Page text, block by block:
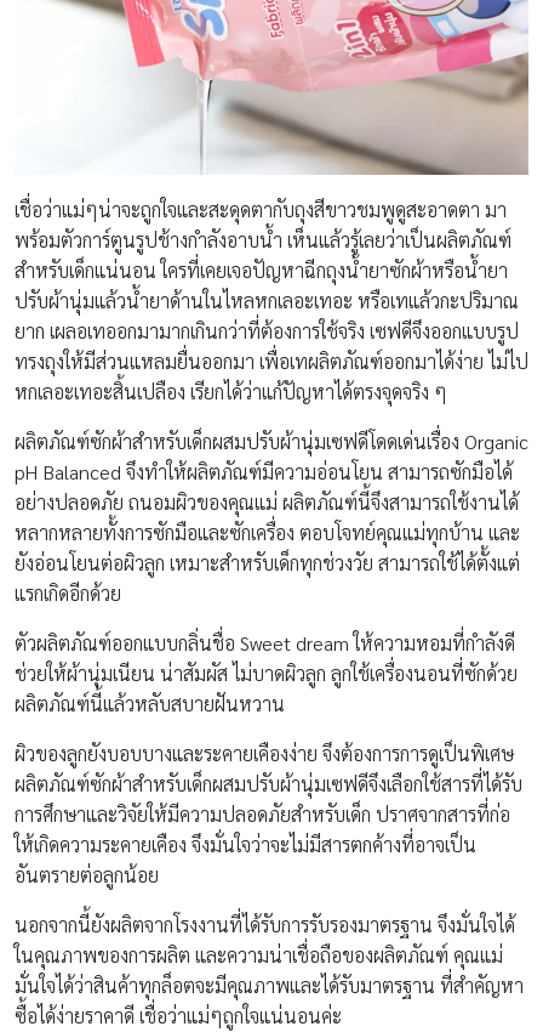
เชื่อว่าแม่ๆน่าจะถูกใจและสะดุดตากับถุงสีขาวชมพูดูสะอาดตา มา
พร้อมตัวการ์ตูนรูปช้างกำลังอาบน้ำ เห็นแล้วรู้เลยว่าเป็นผลิตภัณฑ์
สำหรับเด็กแน่นอน ใครที่เคยเจอปัญหาฉีกถุงน้ำยาซักผ้าหรือน้ำยา
ปรับผ้านุ่มแล้วน้ำยาด้านในไหลหกเลอะเทอะ หรือเทแล้วกะปริมาณ
ยาก เผลอเทออกมามากเกินกว่าที่ต้องการใช้จริง เซฟดีจึงออกแบบรูป
ทรงถุงให้มีส่วนแหลมยื่นออกมา เพื่อเทผลิตภัณฑ์ออกมาได้ง่าย ไม่ไป
หกเลอะเทอะสิ้นเปลือง เรียกได้ว่าแก้ปัญหาได้ตรงจุดจริง ๆ
ผลิตภัณฑ์ซักผ้าสำหรับเด็กผสมปรับผ้านุ่มเซฟดีโดดเด่นเรื่อง Organic
pH Balanced จึงทำให้ผลิตภัณฑ์มีความอ่อนโยน สามารถซักมือได้
อย่างปลอดภัย ถนอมผิวของคุณแม่ ผลิตภัณฑ์นี้จึงสามารถใช้งานได้
หลากหลายทั้งการซักมือและซักเครื่อง ตอบโจทย์คุณแม่ทุกบ้าน และ
ยังอ่อนโยนต่อผิวลูก เหมาะสำหรับเด็กทุกช่วงวัย สามารถใช้ได้ตั้งแต่
แรกเกิดอีกด้วย
ตัวผลิตภัณฑ์ออกแบบกลิ่นชื่อ Sweet dream ให้ความหอมที่กำลังดี
ช่วยให้ผ้านุ่มเนียน น่าสัมผัส ไม่บาดผิวลูก ลูกใช้เครื่องนอนที่ซักด้วย
ผลิตภัณฑ์นี้แล้วหลับสบายฝันหวาน
ผิวของลูกยังบอบบางและระคายเคืองง่าย จึงต้องการการดูเป็นพิเศษ
ผลิตภัณฑ์ซักผ้าสำหรับเด็กผสมปรับผ้านุ่มเซฟดีจึงเลือกใช้สารที่ได้รับ
การศึกษาและวิจัยให้มีความปลอดภัยสำหรับเด็ก ปราศจากสารที่ก่อ
ให้เกิดความระคายเคือง จึงมั่นใจว่าจะไม่มีสารตกค้างที่อาจเป็น
อันตรายต่อลูกน้อย
นอกจากนี้ยังผลิตจากโรงงานที่ได้รับการรับรองมาตรฐาน จึงมั่นใจได้
ในคุณภาพของการผลิต และความน่าเชื่อถือของผลิตภัณฑ์ คุณแม่
มั่นใจได้ว่าสินค้าทุกล็อตจะมีคุณภาพและได้รับมาตรฐาน ที่สำคัญหา
ซื้อได้ง่ายราคาดี เชื่อว่าแม่ๆถูกใจแน่นอนค่ะ